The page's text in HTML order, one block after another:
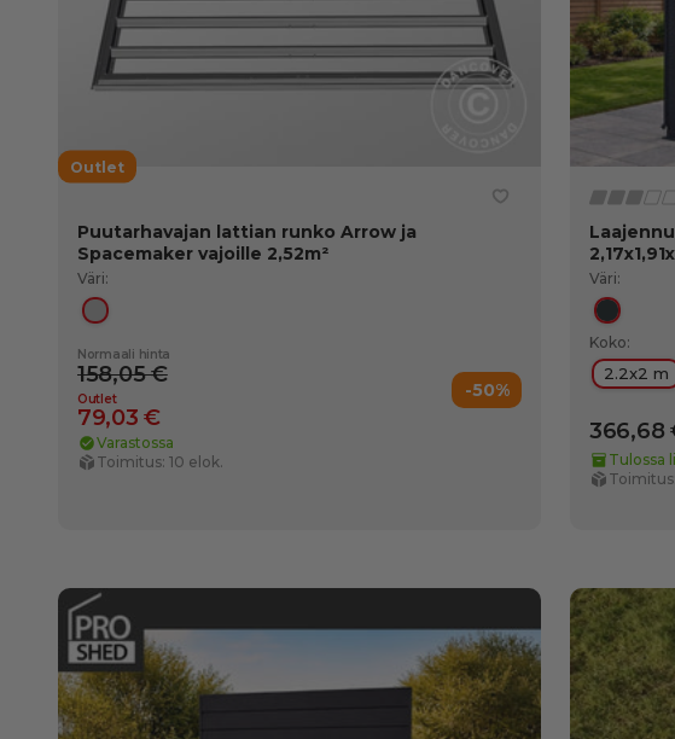
Outlet
Puutarhavajan lattian runko Arrow ja
Spacemaker vajoille 2,52m²
Väri:
Hopea
Normaali hinta
158,05 €
Outlet
79,03 €
-50%
Varastossa
Toimitus: 10 elok.
Väri:
Koko:
2.2x2 m
366,68
Tulossa